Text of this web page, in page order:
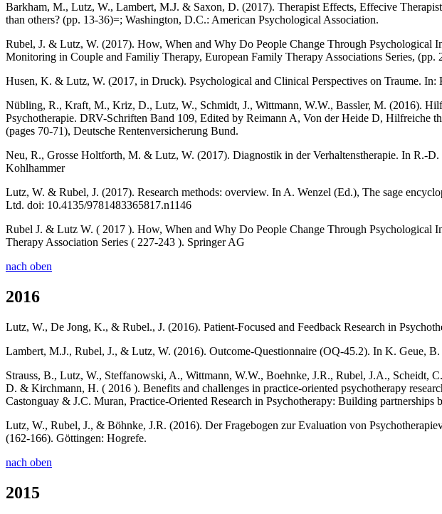
Barkham, M., Lutz, W., Lambert, M.J. & Saxon, D. (2017). Therapist Effects, Effecive
than others? (pp. 13-36)=; Washington, D.C.: American Psychological Association.
Rubel, J. & Lutz, W. (2017). How, When and Why Do People Change Through Psychological
Monitoring in Couple and Familiy Therapy, European Family Therapy Associations Series,
Husen, K. & Lutz, W. (2017, in Druck). Psychological and Clinical Perspectives on Traume.
Nübling, R., Kraft, M., Kriz, D., Lutz, W., Schmidt, J., Wittmann, W.W., Bassler, M. (2016).
Psychotherapie. DRV-Schriften Band 109, Edited by Reimann A, Von der Heide D, Hilfreiche
(pages 70-71), Deutsche Rentenversicherung Bund.
Neu, R., Grosse Holtforth, M. & Lutz, W. (2017). Diagnostik in der Verhaltenstherapie. In R.-
Kohlhammer
Lutz, W. & Rubel, J. (2017). Research methods: overview. In A. Wenzel (Ed.), The sage
Ltd. doi: 10.4135/9781483365817.n1146
Rubel J. & Lutz W. ( 2017 ). How, When and Why Do People Change Through Psychological
Therapy Association Series ( 227-243 ). Springer AG
nach oben
2016
Lutz, W., De Jong, K., & Rubel., J. (2016). Patient-Focused and Feedback Research in
Lambert, M.J., Rubel, J., & Lutz, W. (2016). Outcome-Questionnaire (OQ-45.2). In K. Geue,
Strauss, B., Lutz, W., Steffanowski, A., Wittmann, W.W., Boehnke, J.R., Rubel, J.A., Scheidt,
D. & Kirchmann, H. ( 2016 ). Benefits and challenges in practice-oriented psychotherapy
Castonguay & J.C. Muran, Practice-Oriented Research in Psychotherapy: Building partnerships
Lutz, W., Rubel, J., & Böhnke, J.R. (2016). Der Fragebogen zur Evaluation von
(162-166). Göttingen: Hogrefe.
nach oben
2015